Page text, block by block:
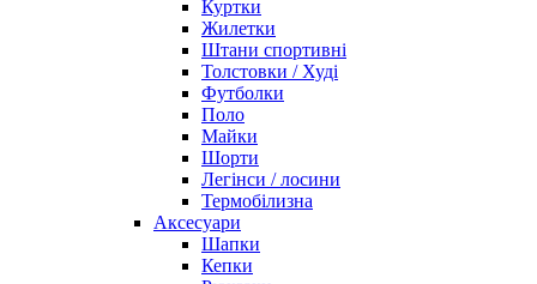
Куртки
Жилетки
Штани спортивні
Толстовки / Худі
Футболки
Поло
Майки
Шорти
Легінси / лосини
Термобілизна
Аксесуари
Шапки
Кепки